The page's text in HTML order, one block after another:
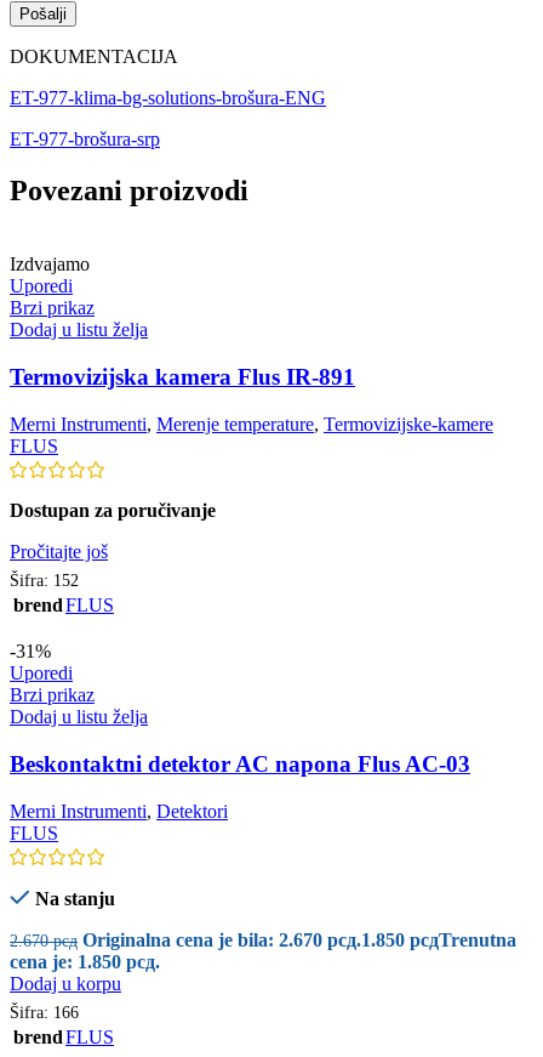
DOKUMENTACIJA
ET-977-klima-bg-solutions-brošura-ENG
ET-977-brošura-srp
Povezani proizvodi
Izdvajamo
Uporedi
Brzi prikaz
Dodaj u listu želja
Termovizijska kamera Flus IR-891
Merni Instrumenti, Merenje temperature, Termovizijske-kamere
FLUS
Dostupan za poručivanje
Pročitajte još
Šifra: 152
brendFLUS
-31%
Uporedi
Brzi prikaz
Dodaj u listu želja
Beskontaktni detektor AC napona Flus AC-03
Merni Instrumenti, Detektori
FLUS
Na stanju
2.670рсд Originalna cena je bila: 2.670 рсд.1.850 рсдTrenutna
cena je: 1.850 рсд.
Dodaj u korpu
Šifra: 166
brendFLUS